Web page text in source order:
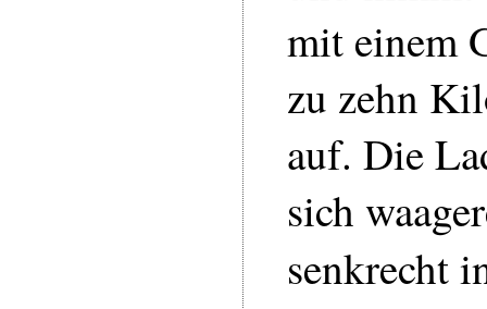
mit einem
zu zehn
auf. Die
sich
senkrecht